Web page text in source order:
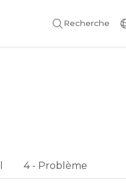
Recherche
4 - Problème